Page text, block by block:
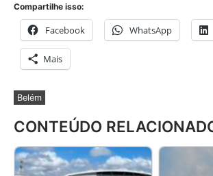
Compartilhe isso:
Facebook WhatsApp
Mais
Belém
CONTEÚDO